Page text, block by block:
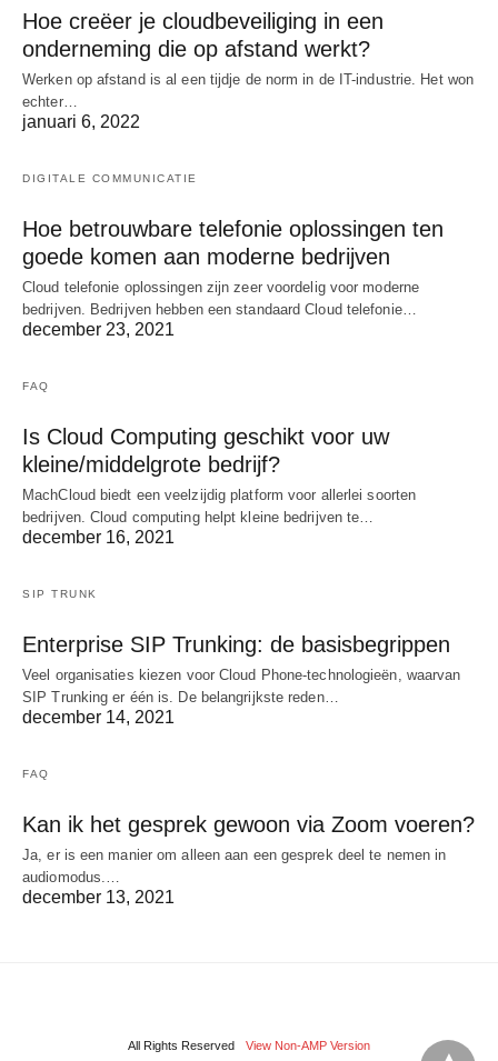
Hoe creëer je cloudbeveiliging in een
onderneming die op afstand werkt?
Werken op afstand is al een tijdje de norm in de IT-industrie. Het won
echter…
januari 6, 2022
DIGITALE COMMUNICATIE
Hoe betrouwbare telefonie oplossingen ten
goede komen aan moderne bedrijven
Cloud telefonie oplossingen zijn zeer voordelig voor moderne
bedrijven. Bedrijven hebben een standaard Cloud telefonie…
december 23, 2021
FAQ
Is Cloud Computing geschikt voor uw
kleine/middelgrote bedrijf?
MachCloud biedt een veelzijdig platform voor allerlei soorten
bedrijven. Cloud computing helpt kleine bedrijven te…
december 16, 2021
SIP TRUNK
Enterprise SIP Trunking: de basisbegrippen
Veel organisaties kiezen voor Cloud Phone-technologieën, waarvan
SIP Trunking er één is. De belangrijkste reden…
december 14, 2021
FAQ
Kan ik het gesprek gewoon via Zoom voeren?
Ja, er is een manier om alleen aan een gesprek deel te nemen in
audiomodus.…
december 13, 2021
All Rights Reserved View Non-AMP Version